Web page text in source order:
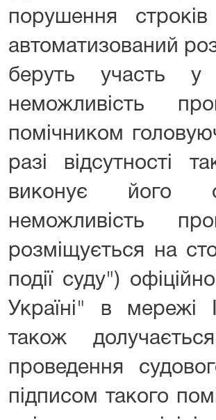
порушення
автоматизований
беруть участь у
неможливість
помічником
разі відсутності
виконує його
неможливість
розміщується на
події суду")
Україні" в мережі
також
проведення
підписом такого